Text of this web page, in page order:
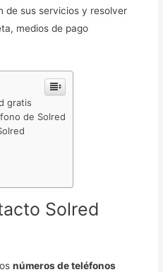
de sus servicios y resolver
medios de pago
gratis
de Solred
Solred
números de teléfonos